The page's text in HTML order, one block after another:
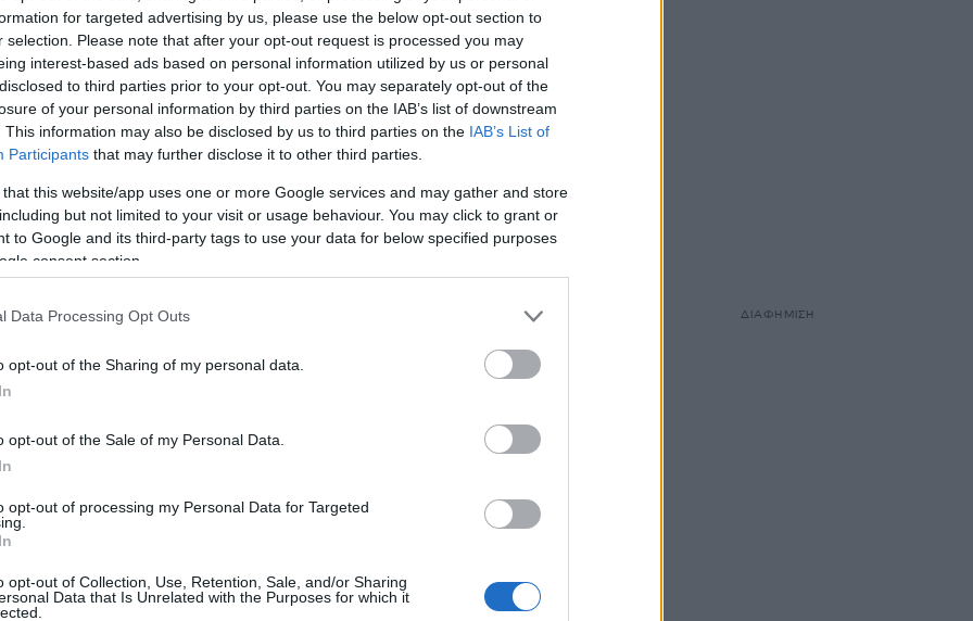
for targeted advertising by us, please use the below opt-out section to
selection. Please note that after your opt-out request is processed you may
interest-based ads based on personal information utilized by us or personal
to third parties prior to your opt-out. You may separately opt-out of the
of your personal information by third parties on the IAB’s list of downstream
This information may also be disclosed by us to third parties on the IAB’s List of
Participants that may further disclose it to other third parties.
that this website/app uses one or more Google services and may gather and store
but not limited to your visit or usage behaviour. You may click to grant or
to Google and its third-party tags to use your data for below specified purposes
consent section.
Data Processing Opt Outs
opt-out of the Sharing of my personal data.
opt-out of the Sale of my Personal Data.
opt-out of processing my Personal Data for Targeted
opt-out of Collection, Use, Retention, Sale, and/or Sharing
Data that Is Unrelated with the Purposes for which it
Spurs (@spurs)February 15, 2026
NBA fans points on why the dunk contest sucks.
(@SMHighlights1)February 15, 2026
ΔΙΑΦΗΜΙΣΗ